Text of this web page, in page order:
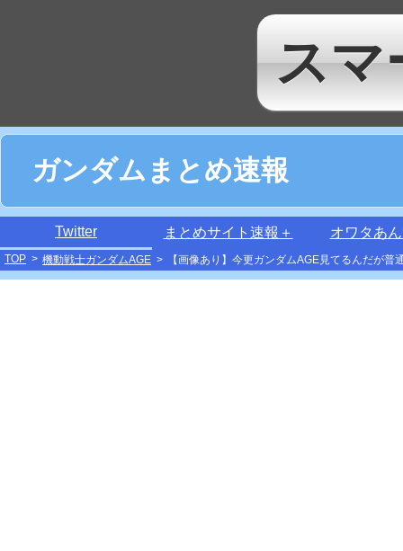
スマ
ガンダムまとめ速報
Twitter まとめサイト速報＋ オワタあ
TOP > 機動戦士ガンダムAGE > 【画像あり】今更ガンダムAGE見てるんだが普